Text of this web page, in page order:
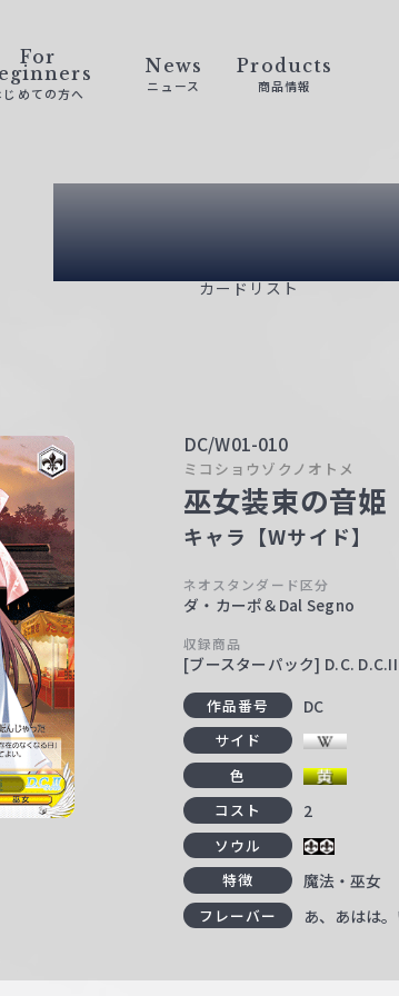
For
じめての方へ
News
ニュース
Products
商品情報
Card
カードリスト
DC/W01-010
ミコショウゾクノオトメ
巫女装束の音姫
キャラ【Wサイド】
ネオスタンダード区分
ダ・カーポ＆Dal Segno
収録商品
[ブースターパック] D.C. D.C.II
作品番号 DC
サイド
色
コスト 2
ソウル
特徴
魔法・巫女
フレーバー あ、あはは